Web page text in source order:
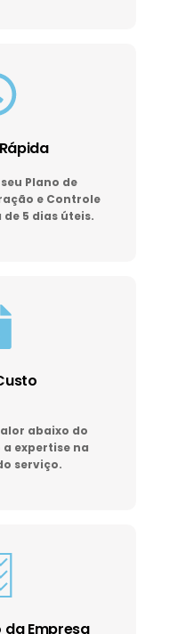
Plano de
e Controle
de 5 dias úteis.
abaixo do
expertise na
serviço.
Empresa